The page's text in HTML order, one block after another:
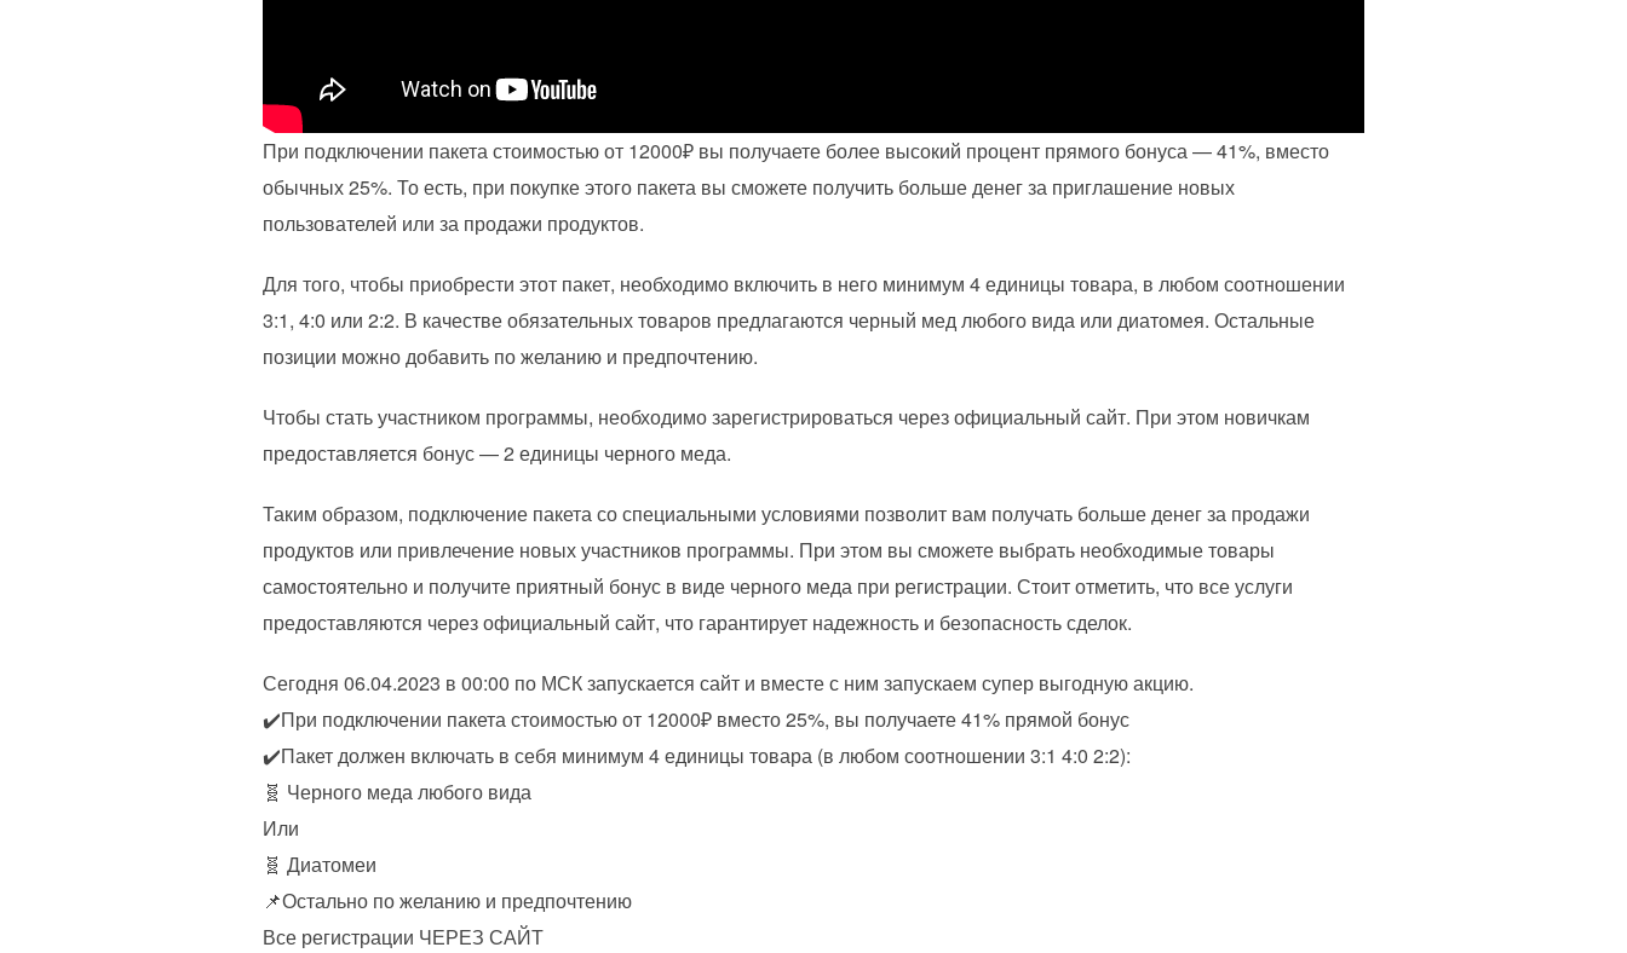
При подключении пакета стоимостью от 12000₽ вы получаете более высокий процент прямого бонуса — 41%, вместо
обычных 25%. То есть, при покупке этого пакета вы сможете получить больше денег за приглашение новых
пользователей или за продажи продуктов.
Для того, чтобы приобрести этот пакет, необходимо включить в него минимум 4 единицы товара, в любом соотношении
3:1, 4:0 или 2:2. В качестве обязательных товаров предлагаются черный мед любого вида или диатомея. Остальные
позиции можно добавить по желанию и предпочтению.
Чтобы стать участником программы, необходимо зарегистрироваться через официальный сайт. При этом новичкам
предоставляется бонус — 2 единицы черного меда.
Таким образом, подключение пакета со специальными условиями позволит вам получать больше денег за продажи
продуктов или привлечение новых участников программы. При этом вы сможете выбрать необходимые товары
самостоятельно и получите приятный бонус в виде черного меда при регистрации. Стоит отметить, что все услуги
предоставляются через официальный сайт, что гарантирует надежность и безопасность сделок.
Сегодня 06.04.2023 в 00:00 по МСК запускается сайт и вместе с ним запускаем супер выгодную акцию.
✔️При подключении пакета стоимостью от 12000₽ вместо 25%, вы получаете 41% прямой бонус
✔️Пакет должен включать в себя минимум 4 единицы товара (в любом соотношении 3:1 4:0 2:2):
🧬 Черного меда любого вида
Или
🧬 Диатомеи
📌Остально по желанию и предпочтению
Все регистрации ЧЕРЕЗ САЙТ